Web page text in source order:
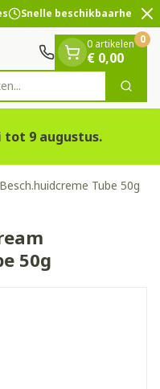
Snelle beschikbaarheid
Zoek
0 artikelen
€ 0,00
0
tot 9 augustus.
Tube 50g
50g